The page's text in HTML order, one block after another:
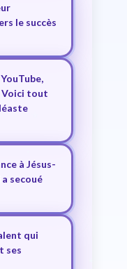
le succès
Voici tout
à Jésus-
secoué
qui
ses